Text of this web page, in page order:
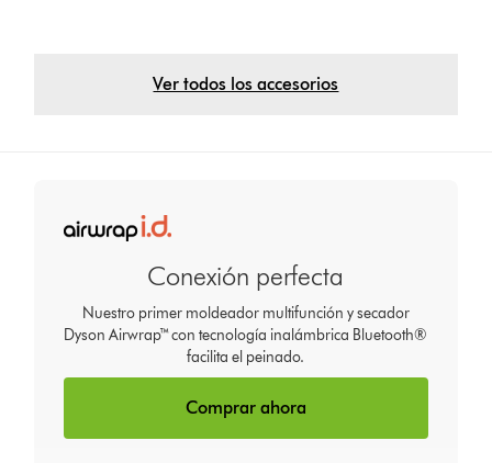
Ver todos los accesorios
Conexión perfecta
Nuestro primer moldeador multifunción y secador
Dyson Airwrap™ con tecnología inalámbrica Bluetooth®
facilita el peinado.
Comprar ahora